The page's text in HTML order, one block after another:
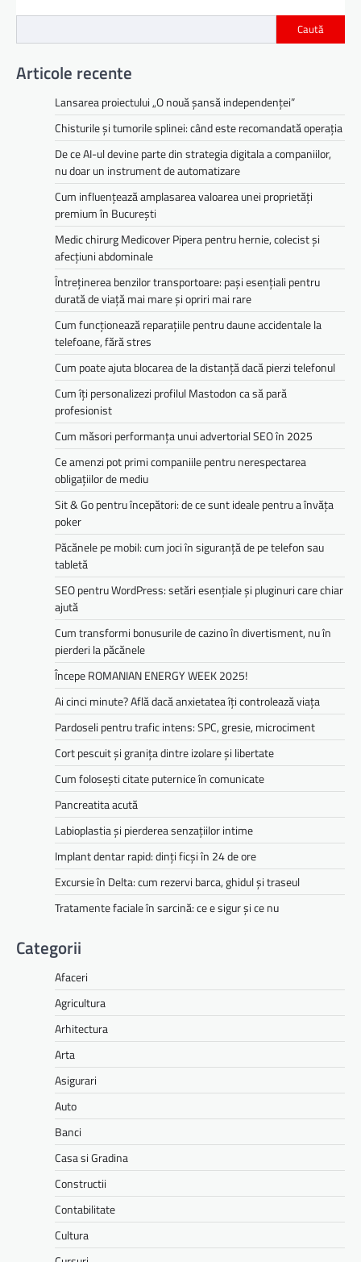
Caută
Articole recente
Lansarea proiectului „O nouă șansă independenței”
Chisturile și tumorile splinei: când este recomandată operația
De ce AI-ul devine parte din strategia digitala a companiilor,
nu doar un instrument de automatizare
Cum influențează amplasarea valoarea unei proprietăți
premium în București
Medic chirurg Medicover Pipera pentru hernie, colecist și
afecțiuni abdominale
Întreținerea benzilor transportoare: pași esențiali pentru
durată de viață mai mare și opriri mai rare
Cum funcționează reparațiile pentru daune accidentale la
telefoane, fără stres
Cum poate ajuta blocarea de la distanță dacă pierzi telefonul
Cum îți personalizezi profilul Mastodon ca să pară
profesionist
Cum măsori performanța unui advertorial SEO în 2025
Ce amenzi pot primi companiile pentru nerespectarea
obligațiilor de mediu­­
Sit & Go pentru începători: de ce sunt ideale pentru a învăța
poker
Păcănele pe mobil: cum joci în siguranță de pe telefon sau
tabletă
SEO pentru WordPress: setări esențiale și pluginuri care chiar
ajută
Cum transformi bonusurile de cazino în divertisment, nu în
pierderi la păcănele
Începe ROMANIAN ENERGY WEEK 2025!
Ai cinci minute? Află dacă anxietatea îți controlează viața
Pardoseli pentru trafic intens: SPC, gresie, microciment
Cort pescuit și granița dintre izolare și libertate
Cum folosești citate puternice în comunicate
Pancreatita acută
Labioplastia și pierderea senzațiilor intime
Implant dentar rapid: dinți ficși în 24 de ore
Excursie în Delta: cum rezervi barca, ghidul și traseul
Tratamente faciale în sarcină: ce e sigur și ce nu
Categorii
Afaceri
Agricultura
Arhitectura
Arta
Asigurari
Auto
Banci
Casa si Gradina
Constructii
Contabilitate
Cultura